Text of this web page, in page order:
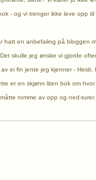
- og vi trenger ikke leve opp
en anbefaling på bloggen
skulle jeg ønske vi gjorde
ei fin jente jeg kjenner - Heidi.
er en skjønn liten bok om hvor
romme av opp og ned-